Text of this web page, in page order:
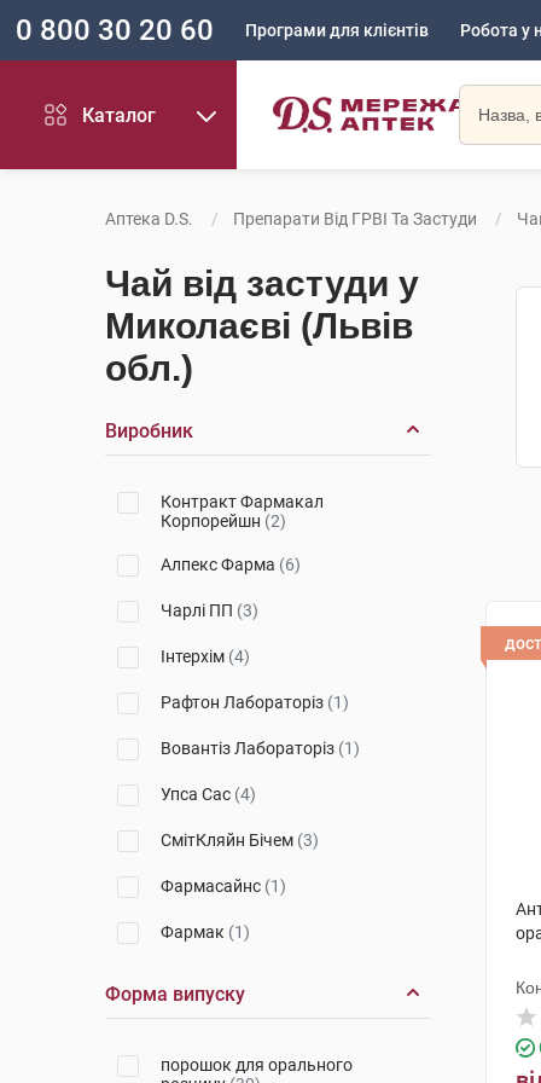
0 800 30 20 60 Програми для клієнтів Робота у
Каталог
Аптека D.S. Препарати Від ГРВІ Та Застуди
Чай від застуди у
Миколаєві (Львів
обл.)
Виробник
Контракт Фармакал
Корпорейшн (2)
Алпекс Фарма (6)
Чарлі ПП (3)
Інтерхім (4)
Рафтон Лабораторіз (1)
Вовантіз Лабораторіз (1)
Упса Сас (4)
СмітКляйн Бічем (3)
Фармасайнс (1)
Фармак (1)
Евертоджен Лайф Саєнсиз(1)
Лабораторіос Алкала Фарма
Форма випуску
порошок для орального